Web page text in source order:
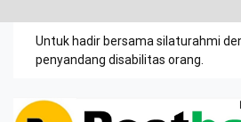
Untuk hadir bersama silaturahmi
penyandang disabilitas orang.